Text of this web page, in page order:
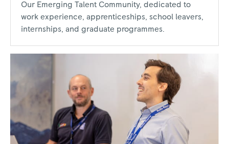
Our Emerging Talent Community, dedicated to
work experience, apprenticeships, school leavers,
internships, and graduate programmes.